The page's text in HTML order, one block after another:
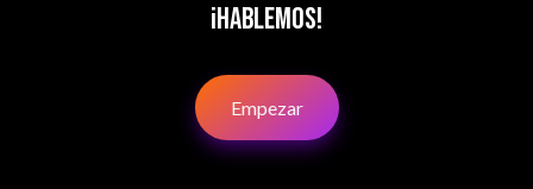
¡Hablemos!
Empezar